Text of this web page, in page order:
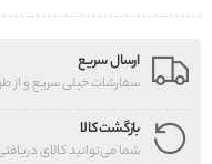
ارسال سریع
سفارشات خیلی سریع و از
بازگشت کالا
شما می‌توانید کالای دریافتی خود را ظرف مدت